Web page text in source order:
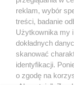
Tosty z
Wkn
1 2
reklam, wybór
treści, badanie
Użytkownika my
dokładnych
skanować
identyfikacji.
o zgodę na